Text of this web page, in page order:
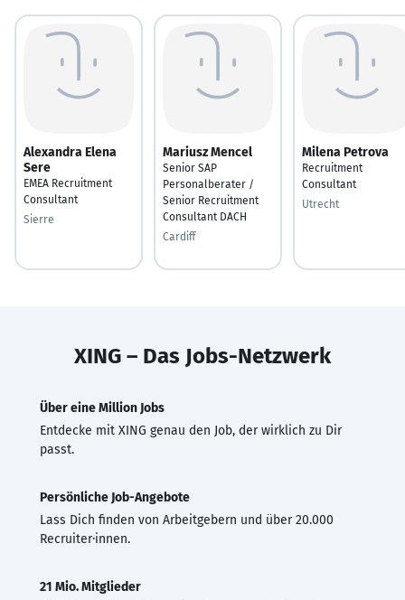
Alexandra Elena
Sere
EMEA Recruitment
Consultant
Sierre
Mariusz Mencel
Senior SAP
Personalberater /
Senior Recruitment
Consultant DACH
Cardiff
Milena Petrova
Recruitment
Consultant
Utrecht
XING – Das Jobs-Netzwerk
Über eine Million Jobs
Entdecke mit XING genau den Job, der wirklich zu Dir
passt.
Persönliche Job-Angebote
Lass Dich finden von Arbeitgebern und über 20.000
Recruiter·innen.
21 Mio. Mitglieder